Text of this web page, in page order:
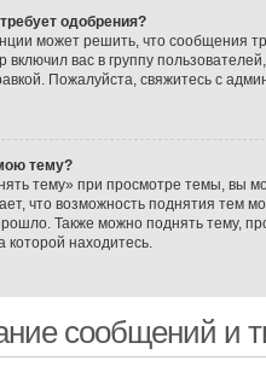
одобрения?
может решить, что сообщения
включил вас в группу
Пожалуйста, свяжитесь с
тему?
тему» при просмотре темы, вы
что возможность поднятия тем
Также можно поднять тему,
находитесь.
сообщений и